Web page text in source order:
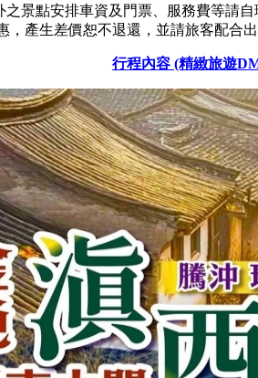
之景點安排車資及門票、服務費等請自
，產生差價恕不退還，並請旅客配合
行程內容 (精緻旅遊